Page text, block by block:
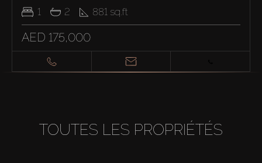
1
2 881 sq.ft
AED 175,000
TOUTES LES PROPRIÉTÉS